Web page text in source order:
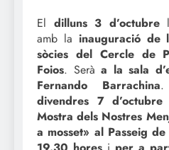
El dilluns 3 d’octubre
amb la inauguració de
sòcies del Cercle de
Foios. Serà a la sala
Fernando Barrachina.
divendres 7
Mostra dels Nostres
a mosset» al Passeig